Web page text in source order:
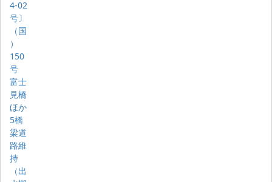
4-02
号〕
（国
）
150
号
富士
見橋
ほか
5橋
梁道
路維
持
（出